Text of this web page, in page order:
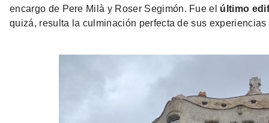
encargo de Pere Milà y Roser Segimón. Fue el último
quizá, resulta la culminación perfecta de sus experiencias